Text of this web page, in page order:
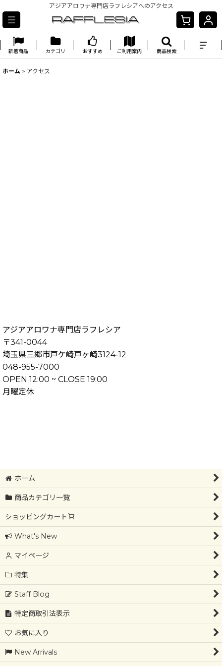
アジアアロワナ専門店ラフレシアへのアクセス
新着商品 カテゴリ おすすめ ご利用案内 商品検索
ホーム > アクセス
アジアアロワナ専門店ラフレシア
〒341-0044
埼玉県三郷市戸ケ崎戸ヶ崎3124-12
048-955-7000
OPEN 12:00 ~ CLOSE 19:00
月曜定休
ホーム
商品カテゴリ一覧
ショッピングカート
What's New
マイページ
特集
Staff Blog
特定商取引法表示
お気に入り
New Arrivals